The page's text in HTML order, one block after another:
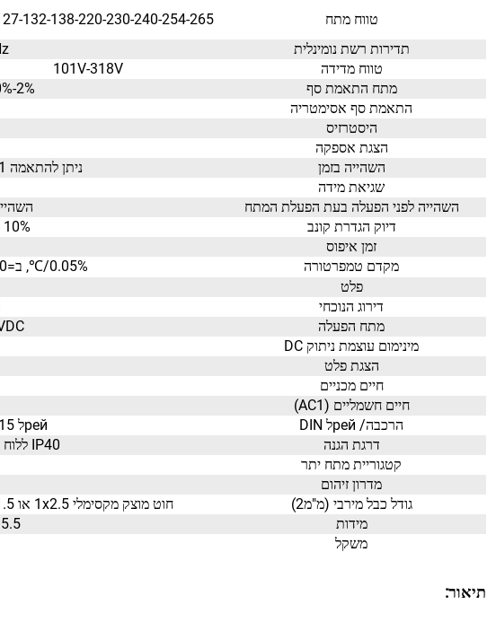
טווח מתח
132-138-220-230-240-254-265(P-N)
תדירות רשת נומינלית
טווח מדידה
101V-318V
מתח התאמת סף
2%-20% מ-Un שנבחר
התאמת סף אסימטריה
היסטרזיס
הצגת אספקה
השהייה בזמן
ניתן להתאמה 0.1 שניות-10 שניות, 10%
שגיאת מידה
השהייה לפני הפעלה בעת הפעלת המתח
השהייה
דיוק הגדרת קונב
10% מערך הסקאלה
זמן איפוס
מקדם טמפרטורה
0.05%/℃, ב=20℃ (0.05%°F, ב=68°F)
פלט
דירוג הנוכחי
מתח הפעלה
מינימום עוצמת ניתוק DC
הצגת פלט
חיים מכניים
חיים חשמליים (AC1)
הרכבה/ рейל DIN
рейל Din EN/IEC 60715
דרגת הגנה
IP40 ללוח קדמי/IP20 למסופים
קטגוריית מתח יתר
מדרון זיהום
גודל כבל מירבי (מ"מ2)
חוט מוצק מקסימלי 1x2.5 או 2x1.5/עם כידון מקסימלי 1x2.5 (AWG 12)
מידות
משקל
תיאור: